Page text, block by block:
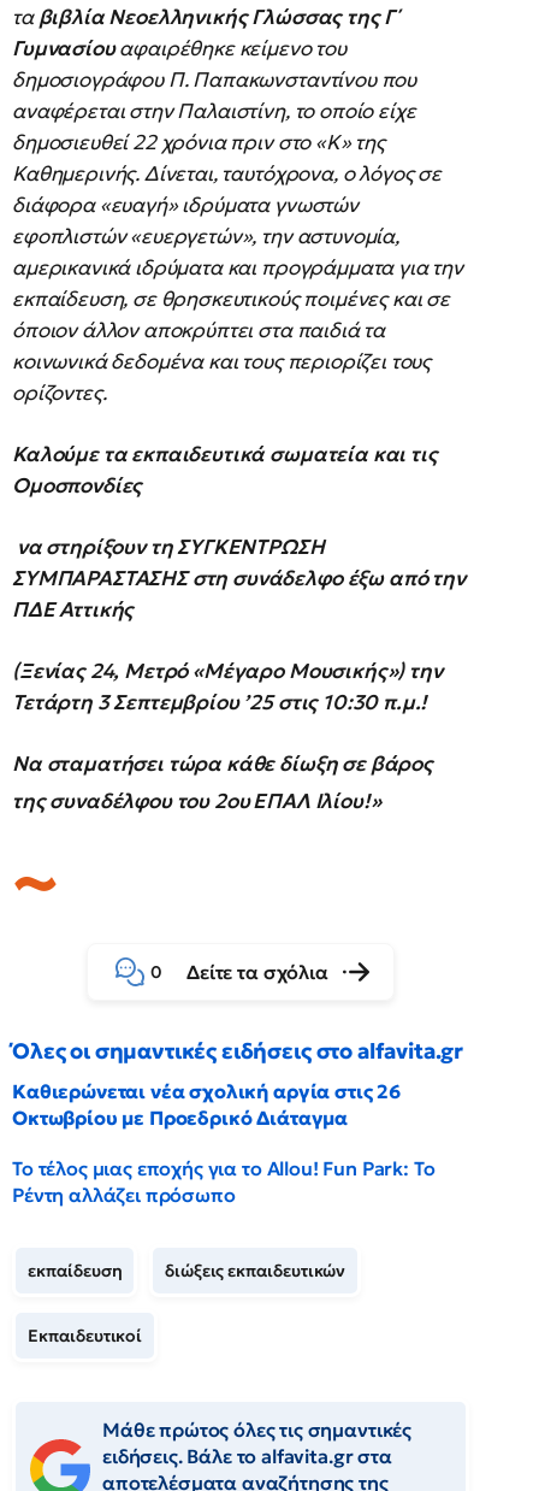
ταβιβλία Νεοελληνικής Γλώσσας της Γ΄
Γυμνασίουαφαιρέθηκε κείμενο του
δημοσιογράφου Π. Παπακωνσταντίνου που
αναφέρεται στην Παλαιστίνη, το οποίο είχε
δημοσιευθεί 22 χρόνια πριν στο «Κ» της
Καθημερινής. Δίνεται, ταυτόχρονα, ο λόγος σε
διάφορα «ευαγή» ιδρύματα γνωστών
εφοπλιστών «ευεργετών», την αστυνομία,
αμερικανικά ιδρύματα και προγράμματα για την
εκπαίδευση, σε θρησκευτικούς ποιμένες και σε
όποιον άλλον αποκρύπτει στα παιδιά τα
κοινωνικά δεδομένα και τους περιορίζει τους
ορίζοντες.
Καλούμε τα εκπαιδευτικά σωματεία και τις
Ομοσπονδίες
να στηρίξουν τη ΣΥΓΚΕΝΤΡΩΣΗ
ΣΥΜΠΑΡΑΣΤΑΣΗΣ στη συνάδελφο έξω από την
ΠΔΕ Αττικής
(Ξενίας 24, Μετρό «Μέγαρο Μουσικής») την
Τετάρτη 3 Σεπτεμβρίου ’25 στις 10:30 π.μ.!
Να σταματήσει τώρα κάθε δίωξη σε βάρος
της συναδέλφου του 2ουΕΠΑΛ Ιλίου!»
0 Δείτε τα σχόλια
Όλες οι σημαντικές ειδήσεις στο alfavita.gr
Καθιερώνεται νέα σχολική αργία στις 26
Οκτωβρίου με Προεδρικό Διάταγμα
Το τέλος μιας εποχής για το Allou! Fun Park: Το
Ρέντη αλλάζει πρόσωπο
εκπαίδευση διώξεις εκπαιδευτικών
Εκπαιδευτικοί
Μάθε πρώτος όλες τις σημαντικές
ειδήσεις. Βάλε το alfavita.gr στα
αποτελέσματα αναζήτησης της